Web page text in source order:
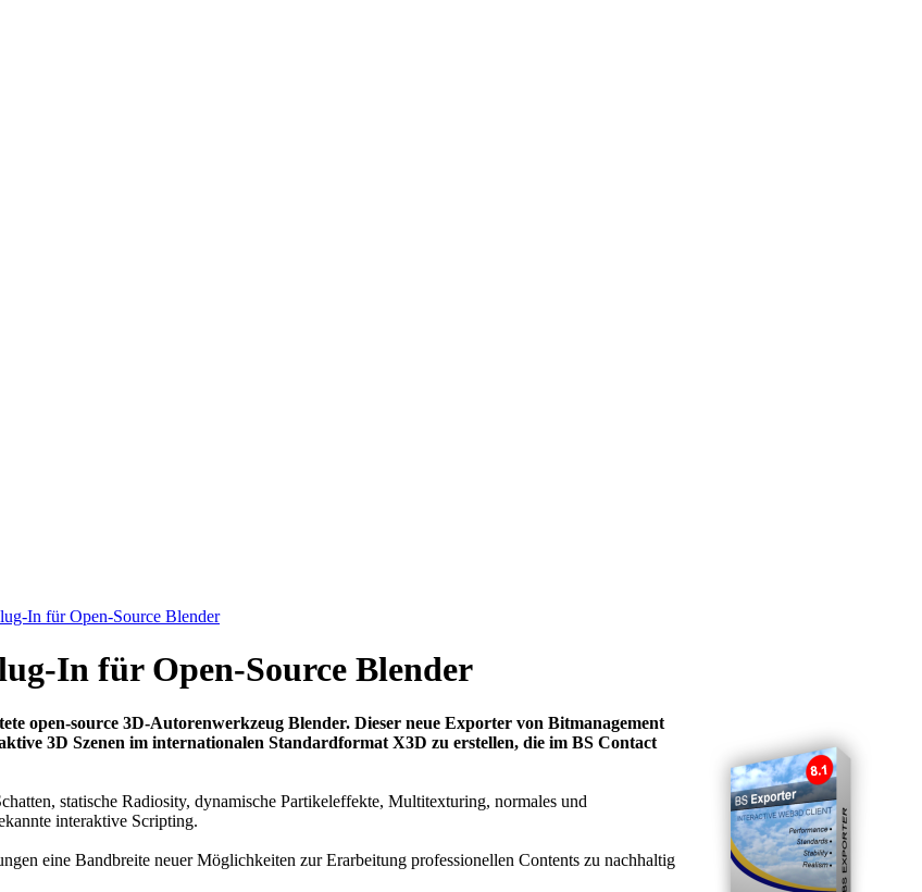
In für Open-Source Blender
In für Open-Source Blender
open-source 3D-Autorenwerkzeug Blender. Dieser neue Exporter von Bitmanagement
3D Szenen im internationalen Standardformat X3D zu erstellen, die im BS Contact
statische Radiosity, dynamische Partikeleffekte, Multitexturing, normales und
interaktive Scripting.
eine Bandbreite neuer Möglichkeiten zur Erarbeitung professionellen Contents zu nachhaltig